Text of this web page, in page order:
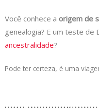
Você conhece a origem de
genealogia? E um teste de
ancestralidade?
Pode ter certeza, é uma